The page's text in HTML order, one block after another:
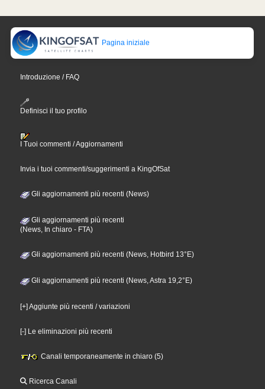
Pagina iniziale
Introduzione / FAQ
Definisci il tuo profilo
I Tuoi commenti / Aggiornamenti
Invia i tuoi commenti/suggerimenti a KingOfSat
Gli aggiornamenti più recenti (News)
Gli aggiornamenti più recenti
(News, In chiaro - FTA)
Gli aggiornamenti più recenti (News, Hotbird 13°E)
Gli aggiornamenti più recenti (News, Astra 19,2°E)
[+] Aggiunte più recenti / variazioni
[-] Le eliminazioni più recenti
Canali temporaneamente in chiaro (5)
Ricerca Canali